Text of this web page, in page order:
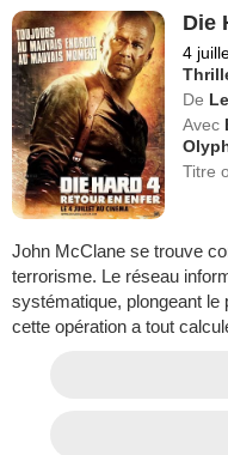
Die
4
De
Avec
Titre
John McClane se trouve
terrorisme. Le réseau
systématique, plongeant
cette opération a tout